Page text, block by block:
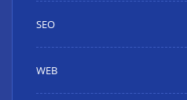
SEO
WEB